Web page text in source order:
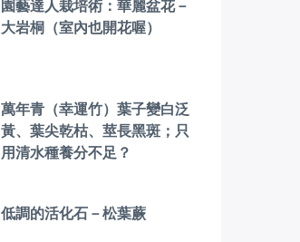
園藝達人栽培術：華麗盆花－
大岩桐（室內也開花喔）
萬年青（幸運竹）葉子變白泛
黃、葉尖乾枯、莖長黑斑；只
用清水種養分不足？
低調的活化石－松葉蕨